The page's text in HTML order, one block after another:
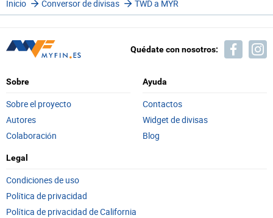
Inicio Conversor de divisas TWD a MYR
Quédate con nosotros:
Sobre
Sobre el proyecto
Autores
Colaboración
Ayuda
Contactos
Widget de divisas
Blog
Legal
Condiciones de uso
Política de privacidad
Política de privacidad de California